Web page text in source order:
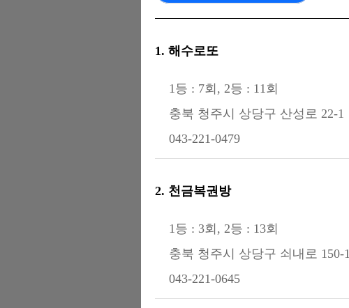
1. 해수로또
1등 : 7회, 2등 : 11회
충북 청주시 상당구 산성로 22-1
043-221-0479
2. 천금복권방
1등 : 3회, 2등 : 13회
충북 청주시 상당구 쇠내로 150-1
043-221-0645